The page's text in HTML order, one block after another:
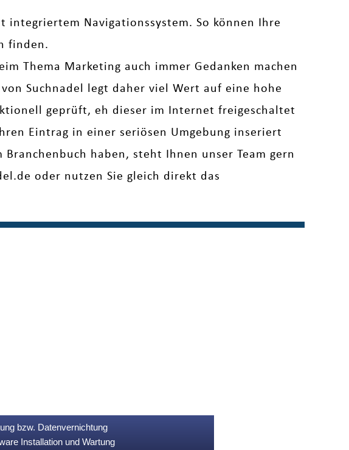
Navigationssystem. So können Ihre
finden.
Thema Marketing auch immer Gedanken machen
Suchnadel legt daher viel Wert auf eine hohe
geprüft, eh dieser im Internet freigeschaltet
Eintrag in einer seriösen Umgebung inseriert
haben, steht Ihnen unser Team gern
oder nutzen Sie gleich direkt das
bzw. Datenvernichtung
Installation und Wartung